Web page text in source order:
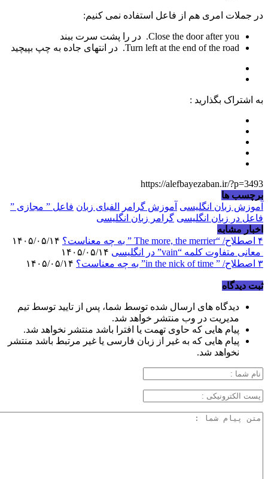
در جملات امری هم از فاعل استفاده نمی کنیم:
Close the door after you. در را پشت سرت ببند
Turn left at the end of the road. در انتهای جاده به چپ بپیچید
به اشتراک بگذارید :
https://alefbayezaban.ir/?p=3493
برچسب ها
آموزش زبان انگلیسی آموزش گرامر الفبای زبان فاعل ” مجازی ”
فاعل در زبان انگلیسی گرامر زبان انگلیسی
اخبار مشابه
۴ اصطلاح/ “The more, the merrier ” به چه معناست؟
معانی متفاوت کلمه “vain” در انگلیسی
۳ اصطلاح/ ” in the nick of time” به چه معناست؟
ثبت دیدگاه
دیدگاه های ارسال شده توسط شما، پس از تایید توسط تیم
مدیریت در وب منتشر خواهد شد.
پیام هایی که حاوی تهمت یا افترا باشد منتشر نخواهد شد.
پیام هایی که به غیر از زبان فارسی یا غیر مرتبط باشد منتشر
نخواهد شد.